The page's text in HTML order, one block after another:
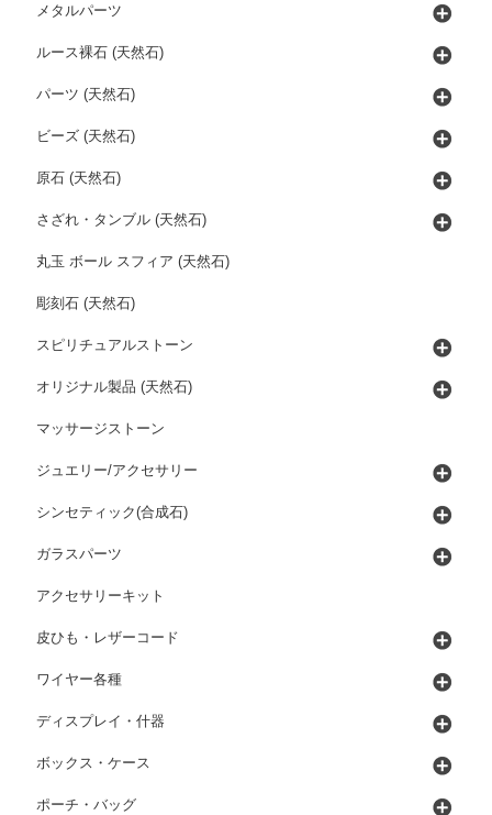
メタルパーツ
ルース裸石 (天然石)
パーツ (天然石)
ビーズ (天然石)
原石 (天然石)
さざれ・タンブル (天然石)
丸玉 ボール スフィア (天然石)
彫刻石 (天然石)
スピリチュアルストーン
オリジナル製品 (天然石)
マッサージストーン
ジュエリー/アクセサリー
シンセティック(合成石)
ガラスパーツ
アクセサリーキット
皮ひも・レザーコード
ワイヤー各種
ディスプレイ・什器
ボックス・ケース
ポーチ・バッグ